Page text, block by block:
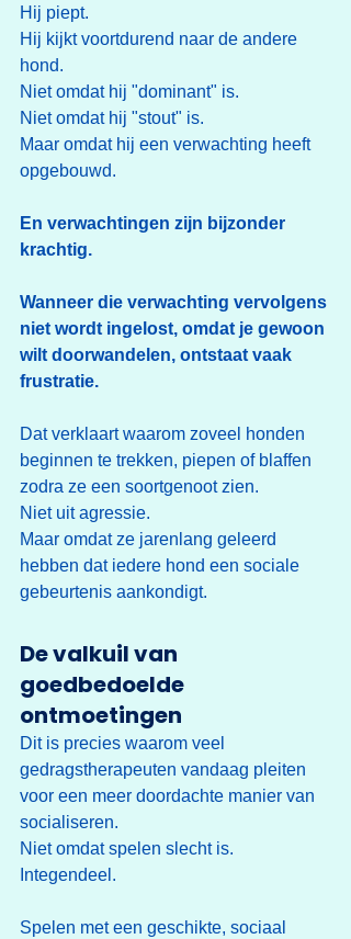
Hij piept.
Hij kijkt voortdurend naar de andere
hond.
Niet omdat hij "dominant" is.
Niet omdat hij "stout" is.
Maar omdat hij een verwachting heeft
opgebouwd.
En verwachtingen zijn bijzonder
krachtig.
Wanneer die verwachting vervolgens
niet wordt ingelost, omdat je gewoon
wilt doorwandelen, ontstaat vaak
frustratie.
Dat verklaart waarom zoveel honden
beginnen te trekken, piepen of blaffen
zodra ze een soortgenoot zien.
Niet uit agressie.
Maar omdat ze jarenlang geleerd
hebben dat iedere hond een sociale
gebeurtenis aankondigt.
De valkuil van
goedbedoelde
ontmoetingen
Dit is precies waarom veel
gedragstherapeuten vandaag pleiten
voor een meer doordachte manier van
socialiseren.
Niet omdat spelen slecht is.
Integendeel.
Spelen met een geschikte, sociaal